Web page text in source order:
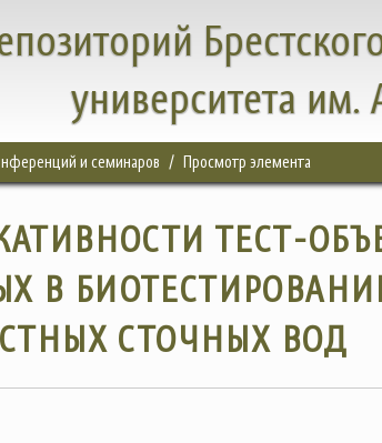
университета
и семинаров Просмотр элемента
ТЕСТ-
В
СТОЧНЫХ ВОД